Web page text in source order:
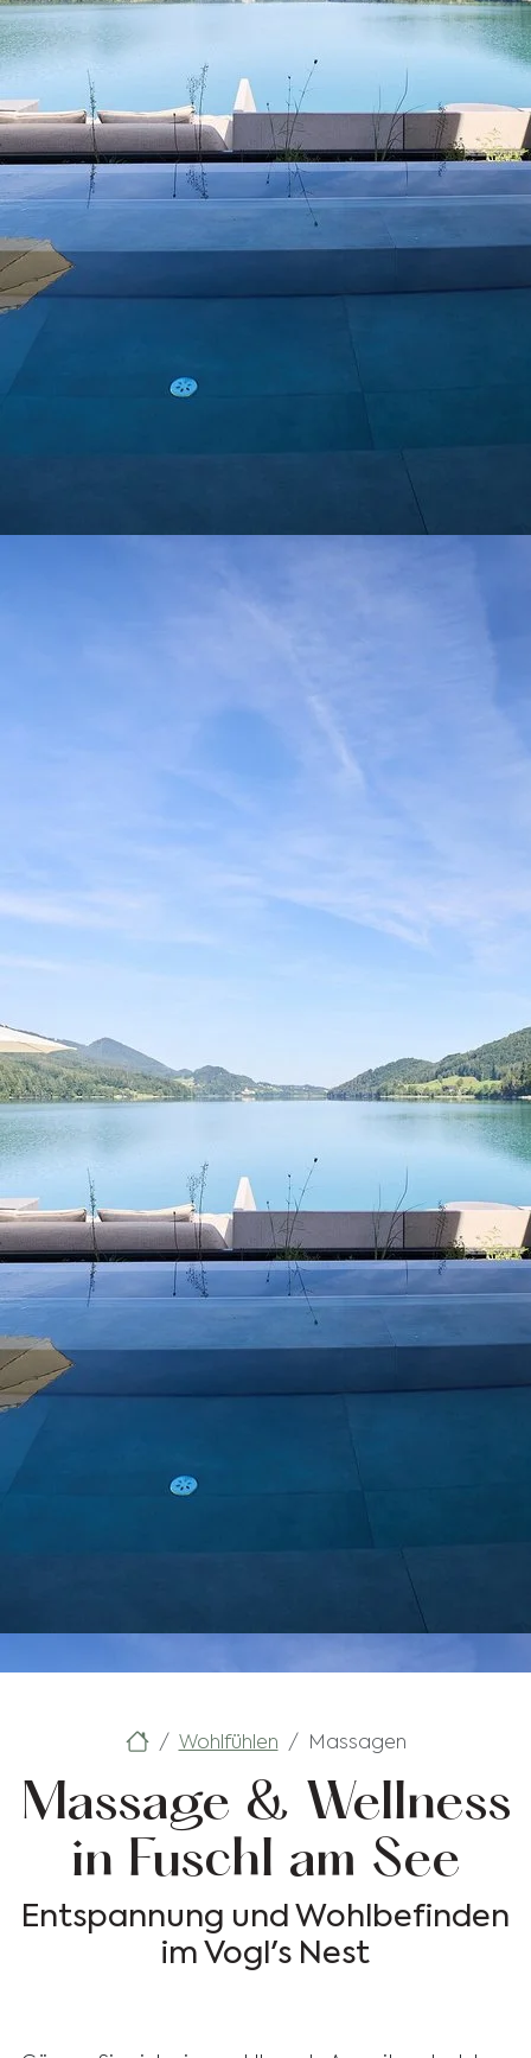
Wohlfühlen Massagen
Massage & Wellness
in Fuschl am See
Entspannung und Wohlbefinden
im Vogl's Nest